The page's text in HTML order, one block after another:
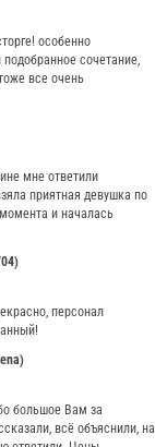
особенно
сочетание,
все очень
мне ответили
приятная девушка по
и началась
персонал
большое Вам за
всё объяснили, на